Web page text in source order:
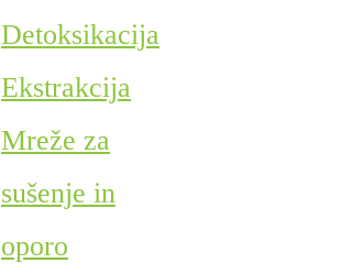
Detoksikacija
Ekstrakcija
Mreže za
sušenje in
oporo